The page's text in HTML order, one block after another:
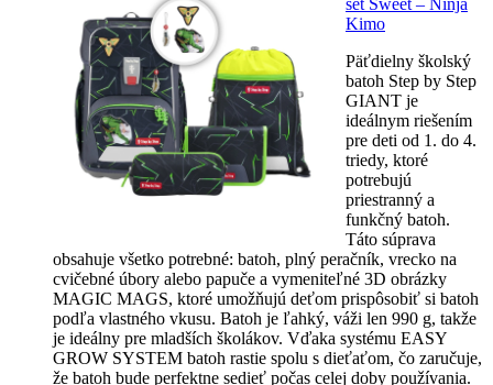
Kimo
Päťdielny školský
batoh Step by Step
GIANT je
ideálnym riešením
pre deti od 1. do 4.
triedy, ktoré
potrebujú
priestranný a
funkčný batoh.
Táto súprava
obsahuje všetko potrebné: batoh, plný peračník, vrecko na
cvičebné úbory alebo papuče a vymeniteľné 3D obrázky
MAGIC MAGS, ktoré umožňujú deťom prispôsobiť si batoh
podľa vlastného vkusu. Batoh je ľahký, váži len 990 g, takže
je ideálny pre mladších školákov. Vďaka systému EASY
GROW SYSTEM batoh rastie spolu s dieťaťom, čo zaručuje,
že batoh bude perfektne sedieť počas celej doby používania.